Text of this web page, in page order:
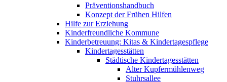
Präventionshandbuch
Konzept der Frühen Hilfen
Hilfe zur Erziehung
Kinderfreundliche Kommune
Kinderbetreuung: Kitas & Kindertagespflege
Kindertagesstätten
Städtische Kindertagesstätten
Alter Kupfermühlenweg
Stuhrsallee